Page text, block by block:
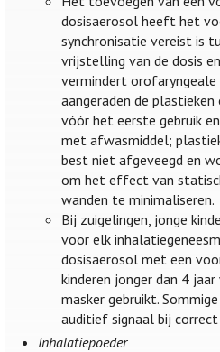
dosisaerosol heeft het
synchronisatie vereist is
vrijstelling van de dosis
vermindert
aangeraden de
vóór het eerste gebruik
met afwasmiddel;
best niet afgeveegd en
om het effect van
wanden te minimaliseren.
Bij zuigelingen, jonge
voor elk
dosisaerosol met een
kinderen jonger dan 4
masker gebruikt.
auditief signaal bij correct
Inhalatiepoeder